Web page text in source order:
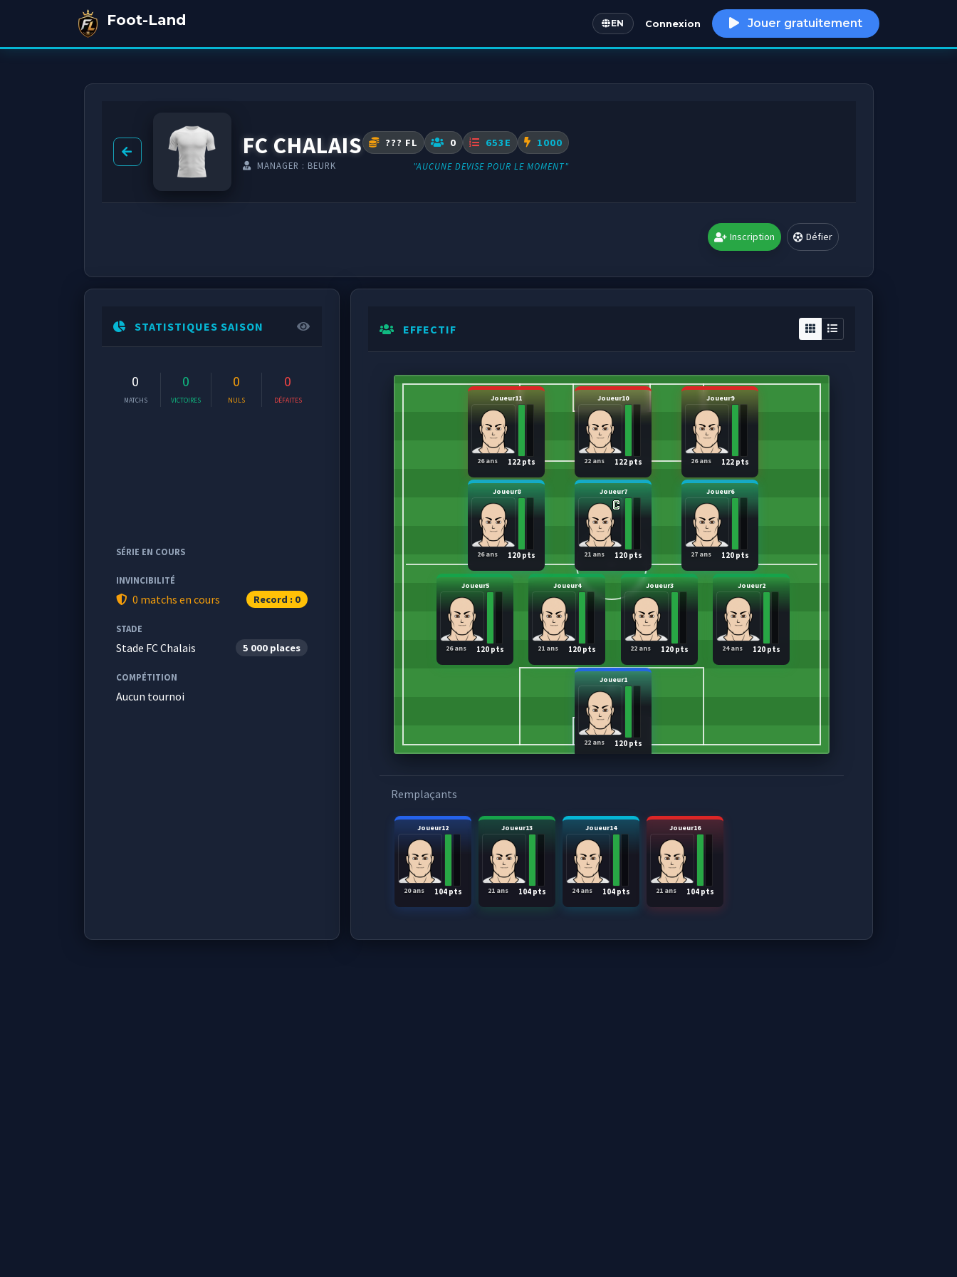
Foot-Land EN
English Connexion Jouer gratuitement
FC CHALAIS
MANAGER : BEURK
??? FL 0 653E 1000
"AUCUNE DEVISE POUR LE MOMENT"
Inscription Défier
STATISTIQUES SAISON
0
MATCHS
0
VICTOIRES
0
NULS
0
DÉFAITES
SÉRIE EN COURS
INVINCIBILITÉ
0 matchs en cours Record : 0
STADE
Stade FC Chalais 5 000 places
COMPÉTITION
Aucun tournoi
EFFECTIF
Joueur1
120 pts
22 ans
Joueur5
120 pts
26 ans
Joueur4
120 pts
21 ans
Joueur3
120 pts
22 ans
Joueur2
120 pts
24 ans
Joueur8
120 pts
26 ans
Joueur7
120 pts
21 ans
Joueur6
120 pts
27 ans
Joueur11
122 pts
26 ans
Joueur10
122 pts
22 ans
Joueur9
122 pts
26 ans
Remplaçants
Joueur12
104 pts
20 ans
Joueur13
104 pts
21 ans
Joueur14
104 pts
24 ans
Joueur16
104 pts
21 ans